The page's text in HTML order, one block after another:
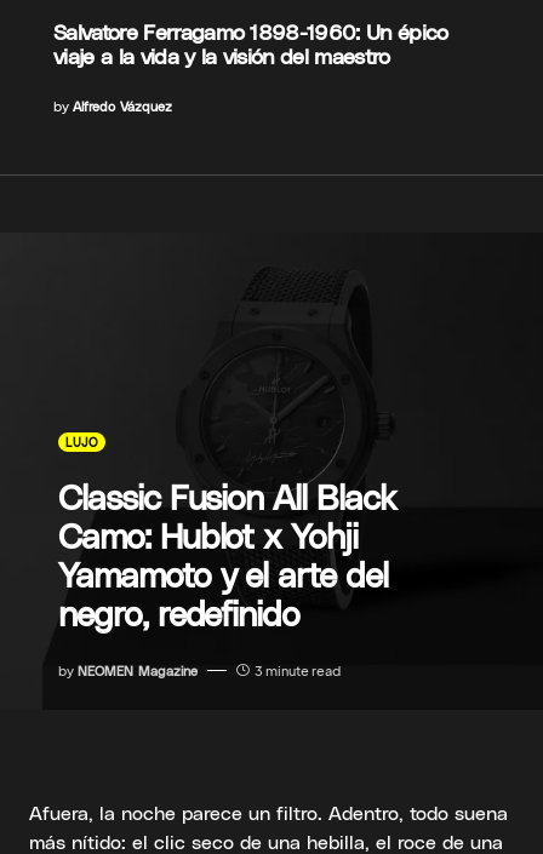
Salvatore Ferragamo 1898-1960: Un épico
viaje a la vida y la visión del maestro
by Alfredo Vázquez
LUJO
Classic Fusion All Black
Camo: Hublot x Yohji
Yamamoto y el arte del
negro, redefinido
by NEOMEN Magazine 3 minute read
Afuera, la noche parece un filtro. Adentro, todo suena
más nítido: el clic seco de una hebilla, el roce de una